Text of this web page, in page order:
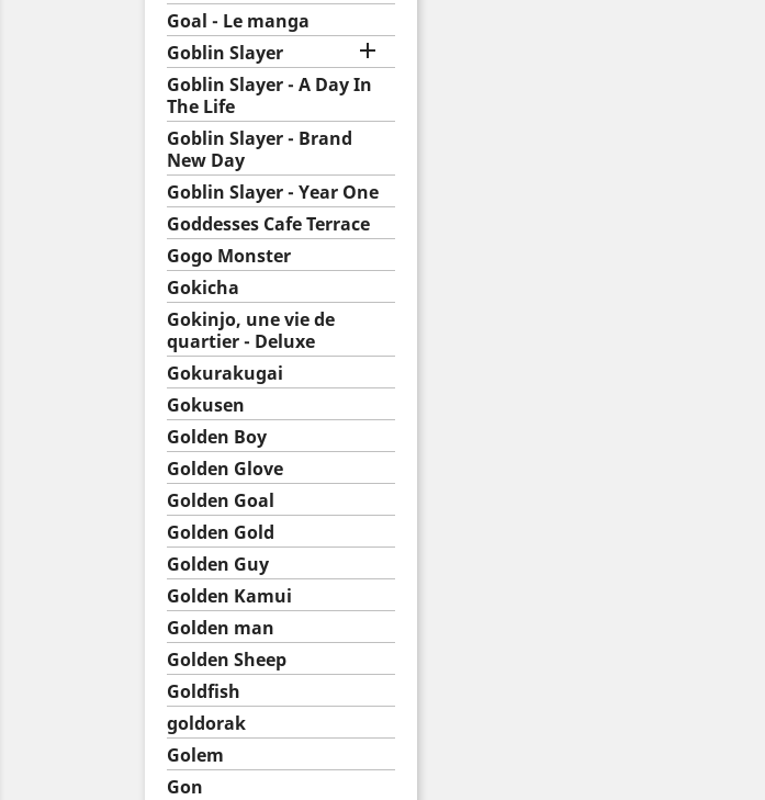
Goal - Le manga
Goblin Slayer

Goblin Slayer - A Day In
The Life
Goblin Slayer - Brand
New Day
Goblin Slayer - Year One
Goddesses Cafe Terrace
Gogo Monster
Gokicha
Gokinjo, une vie de
quartier - Deluxe
Gokurakugai
Gokusen
Golden Boy
Golden Glove
Golden Goal
Golden Gold
Golden Guy
Golden Kamui
Golden man
Golden Sheep
Goldfish
goldorak
Golem
Gon